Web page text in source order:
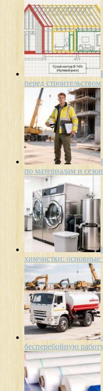
перед строительством
по материалам и
химчистки: основные
бесперебойную